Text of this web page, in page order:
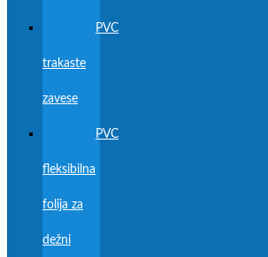
PVC
trakaste
zavese
PVC
fleksibilna
folija za
dežni